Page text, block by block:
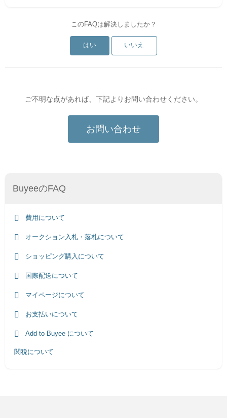
BuyeeのFAQ
費用について
オークション入札・落札について
ショッピング購入について
国際配送について
マイページについて
お支払いについて
Add to Buyee について
関税について
このFAQは解決しましたか？
はい いいえ
ご不明な点があれば、下記よりお問い合わせください。
お問い合わせ